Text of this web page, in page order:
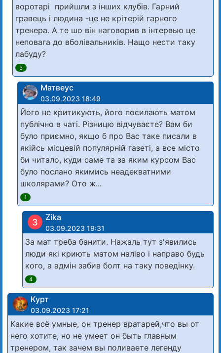
воротарі прийшли з інших клубів. Гарний
гравець і людина -це не крітерій гарного
тренера. А те шо він наговорив в інтервью це
неповага до вболівальників. Нащо нести таку
лабуду?
3
Матвеус
03.09.2023 18:49
Його не критикують, його посилають матом
публічно в чаті. Різницю відчуваєте? Вам би
було приємно, якщо б про Вас таке писали в
якійсь місцевій популярній газеті, а все місто
би читало, куди саме та за яким курсом Вас
було послано якимись неадекватними
школярами? Ото ж...
1
З Zika
03.09.2023 19:31
За мат треба банити. Нажаль тут з'явились
люди які криють матом наліво і направо будь
кого, а адмін забив болт на таку поведінку.
4
Курт
03.09.2023 17:21
Какие всё умные, он тренер вратарей,что вы от
него хотите, но не умеет он быть главным
тренером, так зачем вы поливаете легенду